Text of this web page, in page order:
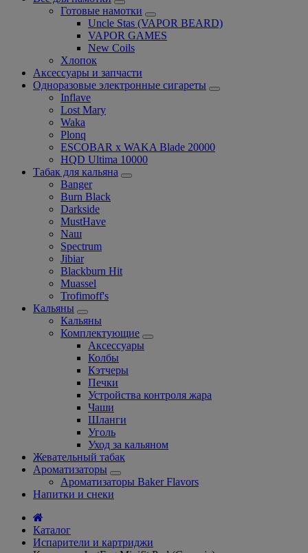
Готовые намотки
Uncle Stas (VAPOR BEARD)
VAPOR GAMES
New Coils
Хлопок
Аксессуары и запчасти
Одноразовые электронные сигареты
Inflave
Lost Mary
Waka
Plonq
ESCOBAR x WAKA Blade 20000
HQD Ultima 10000
Табак для кальяна
Banger
Burn Black
Darkside
MustHave
Nаш
Spectrum
Jibiar
Blackburn Hit
Muassel
Trofimoff's
Кальяны
Кальяны
Комплектующие
Аксессуары
Колбы
Кэтчеры
Печки
Устройства контроля жара
Чаши
Шланги
Уголь
Уход за кальяном
Жевательный табак
Ароматизаторы
Ароматизаторы Baker Flavors
Напитки и снеки
Каталог
Испарители и картриджи